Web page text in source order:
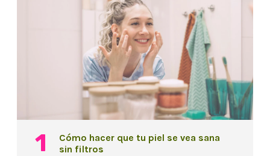
Cómo hacer que tu piel se vea sana
sin filtros